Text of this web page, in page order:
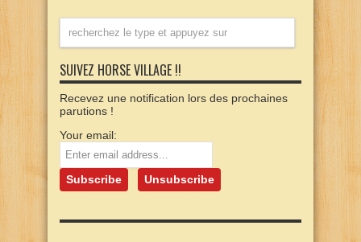
SUIVEZ HORSE VILLAGE !!
Recevez une notification lors des prochaines
parutions !
Your email: